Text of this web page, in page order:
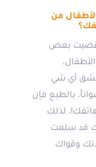
من
قضيت بعض
أي شي
بالطبع فإن
لذلك
قد سلمت
وقواك